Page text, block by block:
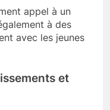
appel à un
à des
avec les jeunes
et